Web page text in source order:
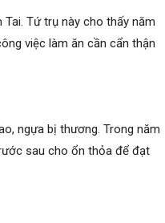
Tứ trụ này cho thấy năm
việc làm ăn cần cẩn thận
ngựa bị thương. Trong năm
sau cho ổn thỏa để đạt